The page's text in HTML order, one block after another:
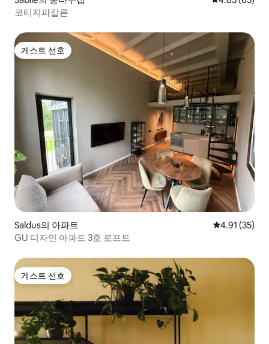
코티지파칼른
게스트 선호
게스트 선호
Saldus의 아파트 평점 4.91점
4.91 (35)
GU 디자인 아파트 3호 로프트
게스트 선호
게스트 선호